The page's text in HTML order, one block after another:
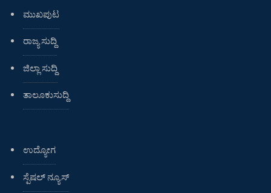
ಮುಖಪುಟ
ರಾಜ್ಯ ಸುದ್ದಿ
ಜಿಲ್ಲಾ ಸುದ್ದಿ
ತಾಲೂಕುಸುದ್ದಿ
ಉದ್ಯೋಗ
ಸ್ಪೆಷಲ್ ನ್ಯೂಸ್